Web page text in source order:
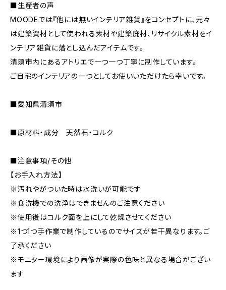
■生産者の声
MOODEでは『他には無いインテリア雑貨』をコンセプトに、元々
は建築資材として使われる素材や建築廃材、リサイクル素材をイ
ンテリア雑貨に落とし込んだアイテムです。
清須市内にあるアトリエで一つ一つ丁寧に制作しています。
ご自宅のインテリアの一つとしてお使いいただけたら幸いです。
■愛知県清須市
■原材料・成分 天然石・コルク
■注意事項/その他
【お手入れ方法】
※汚れやがついた時は水洗いが可能です
※食洗機での洗浄はできませんのご注意ください
※使用後はコルク面を上にして乾燥させてください
※1つ1つ手作業で制作しているのでサイズが若干異なります。ご
了承ください
※モニター環境により画像が実際の色味と異なる場合がござい
ます